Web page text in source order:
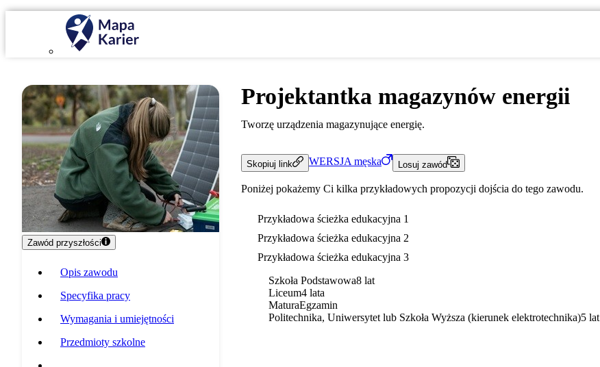
Zawód przyszłości
Opis zawodu
Specyfika pracy
Wymagania i umiejętności
Przedmioty szkolne
Projektantka magazynów energii
Tworzę urządzenia magazynujące energię.
Skopiuj link WERSJA męska Losuj zawód
Poniżej pokażemy Ci kilka przykładowych propozycji dojścia do tego zawodu.
Przykładowa ścieżka edukacyjna 1
Przykładowa ścieżka edukacyjna 2
Przykładowa ścieżka edukacyjna 3
Szkoła Podstawowa8 lat
Liceum4 lata
MaturaEgzamin
Politechnika, Uniwersytet lub Szkoła Wyższa (kierunek elektrotechnika)5 lat